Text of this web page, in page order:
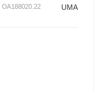
OA188020.22 UMA